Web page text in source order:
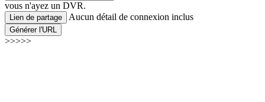
vous n'ayez un DVR.
Lien de partage Aucun détail de connexion inclus
Générer l'URL
>>>>>